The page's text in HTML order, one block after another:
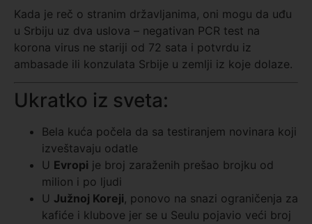
Kada je reč o stranim državljanima, oni mogu da uđu
u Srbiju uz dva uslova – negativan PCR test na
korona virus ne stariji od 72 sata i potvrdu iz
ambasade ili konzulata Srbije u zemlji iz koje dolaze.
Ukratko iz sveta:
Bela kuća počela da sa testiranjem novinara koji
izveštavaju odatle
U Evropi je broj zaraženih prešao brojku od
milion i po ljudi
U Južnoj Koreji, ponovo na snazi ograničenja za
kafiće i klubove jer se u Seulu pojavio veći broj